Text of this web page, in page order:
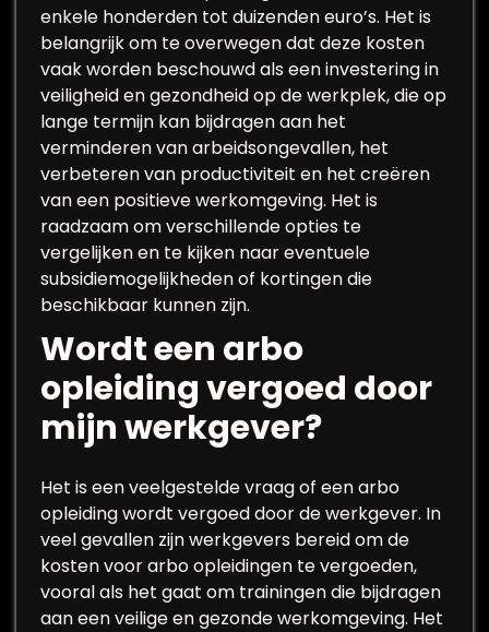
enkele honderden tot duizenden euro’s. Het is
belangrijk om te overwegen dat deze kosten
vaak worden beschouwd als een investering in
veiligheid en gezondheid op de werkplek, die op
lange termijn kan bijdragen aan het
verminderen van arbeidsongevallen, het
verbeteren van productiviteit en het creëren
van een positieve werkomgeving. Het is
raadzaam om verschillende opties te
vergelijken en te kijken naar eventuele
subsidiemogelijkheden of kortingen die
beschikbaar kunnen zijn.
Wordt een arbo
opleiding vergoed door
mijn werkgever?
Het is een veelgestelde vraag of een arbo
opleiding wordt vergoed door de werkgever. In
veel gevallen zijn werkgevers bereid om de
kosten voor arbo opleidingen te vergoeden,
vooral als het gaat om trainingen die bijdragen
aan een veilige en gezonde werkomgeving. Het